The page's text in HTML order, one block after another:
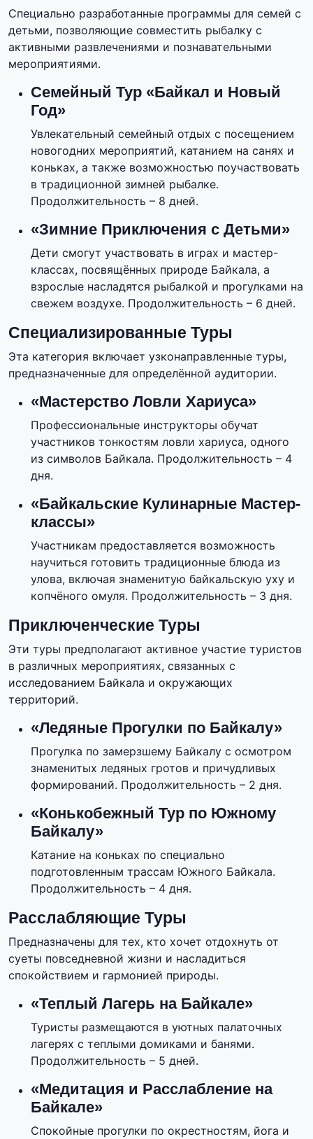
Специально разработанные программы для семей с
детьми, позволяющие совместить рыбалку с
активными развлечениями и познавательными
мероприятиями.
Семейный Тур «Байкал и Новый
Год»
Увлекательный семейный отдых с посещением
новогодних мероприятий, катанием на санях и
коньках, а также возможностью поучаствовать
в традиционной зимней рыбалке.
Продолжительность – 8 дней.
«Зимние Приключения с Детьми»
Дети смогут участвовать в играх и мастер-
классах, посвящённых природе Байкала, а
взрослые насладятся рыбалкой и прогулками на
свежем воздухе. Продолжительность – 6 дней.
Специализированные Туры
Эта категория включает узконаправленные туры,
предназначенные для определённой аудитории.
«Мастерство Ловли Хариуса»
Профессиональные инструкторы обучат
участников тонкостям ловли хариуса, одного
из символов Байкала. Продолжительность – 4
дня.
«Байкальские Кулинарные Мастер-
классы»
Участникам предоставляется возможность
научиться готовить традиционные блюда из
улова, включая знаменитую байкальскую уху и
копчёного омуля. Продолжительность – 3 дня.
Приключенческие Туры
Эти туры предполагают активное участие туристов
в различных мероприятиях, связанных с
исследованием Байкала и окружающих
территорий.
«Ледяные Прогулки по Байкалу»
Прогулка по замерзшему Байкалу с осмотром
знаменитых ледяных гротов и причудливых
формирований. Продолжительность – 2 дня.
«Конькобежный Тур по Южному
Байкалу»
Катание на коньках по специально
подготовленным трассам Южного Байкала.
Продолжительность – 4 дня.
Расслабляющие Туры
Предназначены для тех, кто хочет отдохнуть от
суеты повседневной жизни и насладиться
спокойствием и гармонией природы.
«Теплый Лагерь на Байкале»
Туристы размещаются в уютных палаточных
лагерях с теплыми домиками и банями.
Продолжительность – 5 дней.
«Медитация и Расслабление на
Байкале»
Спокойные прогулки по окрестностям, йога и